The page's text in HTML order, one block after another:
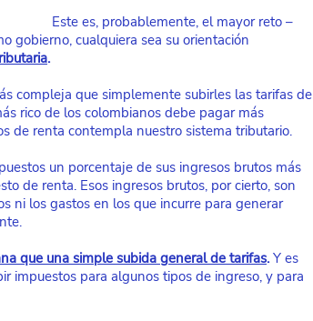
Este es, probablemente, el mayor reto –
gobierno, cualquiera sea su orientación
.
compleja que simplemente subirles las tarifas de
rico de los colombianos debe pagar más
de renta contempla nuestro sistema tributario.
un porcentaje de sus ingresos brutos más
de renta. Esos ingresos brutos, por cierto, son
ni los gastos en los que incurre para generar
que una simple subida general de tarifas. Y es
impuestos para algunos tipos de ingreso, y para